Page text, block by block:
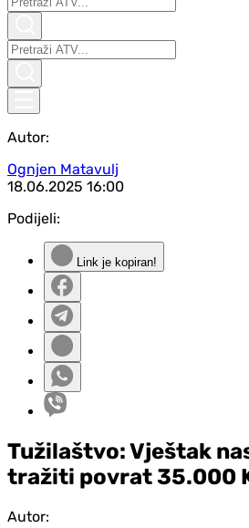
Autor:
Ognjen Matavulj
18.06.2025 16:00
Podijeli:
Link je kopiran!
Tužilaštvo: Vještak
tražiti povrat 35.000
Autor: